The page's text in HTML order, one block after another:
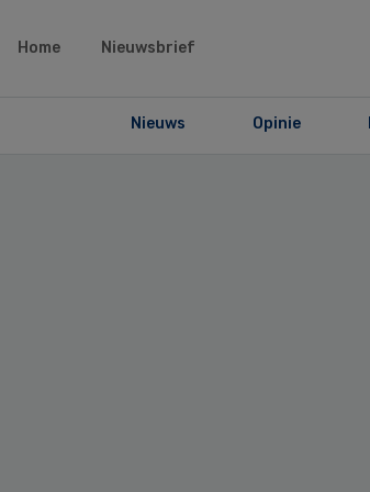
Home Nieuwsbrief
Nieuws Opinie